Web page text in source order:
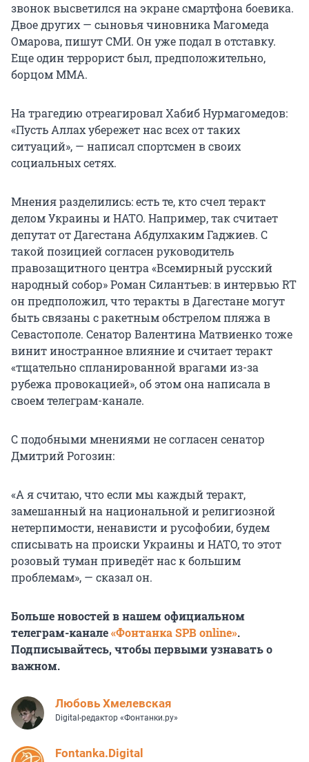
звонок высветился на экране смартфона боевика.
Двое других — сыновья чиновника Магомеда
Омарова, пишут СМИ. Он уже подал в отставку.
Еще один террорист был, предположительно,
борцом ММА.
На трагедию отреагировал Хабиб Нурмагомедов:
«Пусть Аллах убережет нас всех от таких
ситуаций», — написал спортсмен в своих
социальных сетях.
Мнения разделились: есть те, кто счел теракт
делом Украины и НАТО. Например, так считает
депутат от Дагестана Абдулхаким Гаджиев. С
такой позицией согласен руководитель
правозащитного центра «Всемирный русский
народный собор» Роман Силантьев: в интервью RT
он предположил, что теракты в Дагестане могут
быть связаны с ракетным обстрелом пляжа в
Севастополе. Сенатор Валентина Матвиенко тоже
винит иностранное влияние и считает теракт
«тщательно спланированной врагами из-за
рубежа провокацией», об этом она написала в
своем телеграм-канале.
С подобными мнениями не согласен сенатор
Дмитрий Рогозин:
«А я считаю, что если мы каждый теракт,
замешанный на национальной и религиозной
нетерпимости, ненависти и русофобии, будем
списывать на происки Украины и НАТО, то этот
розовый туман приведёт нас к большим
проблемам», — сказал он.
Больше новостей в нашем официальном
телеграм-канале«Фонтанка SPB online».
Подписывайтесь, чтобы первыми узнавать о
важном.
Любовь Хмелевская
Digital-редактор «Фонтанки.ру»
Fontanka.Digital